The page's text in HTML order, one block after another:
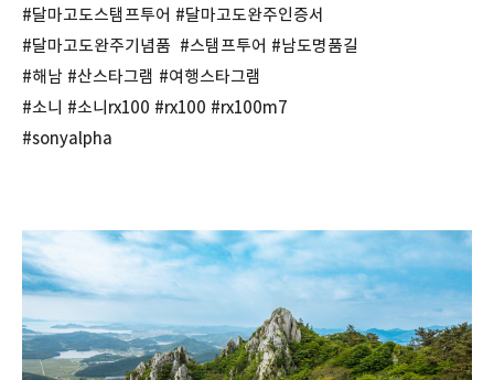
#달마고도스탬프투어 #달마고도완주인증서
#달마고도완주기념품 ​ #스탬프투어 #남도명품길
#해남 #산스타그램 #여행스타그램
#소니 #소니rx100 #rx100 #rx100m7
#sonyalpha